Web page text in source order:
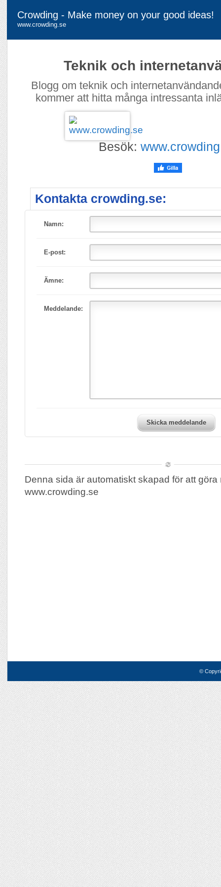
Crowding - Make money on your good ideas!
www.crowding.se
Teknik och
Blogg om teknik och
kommer att hitta många intressanta
Besök:
Kontakta crowding.se:
Namn:
E-post:
Ämne:
Meddelande:
Skicka meddelande
Denna sida är automatiskt skapad för att göra
www.crowding.se
©